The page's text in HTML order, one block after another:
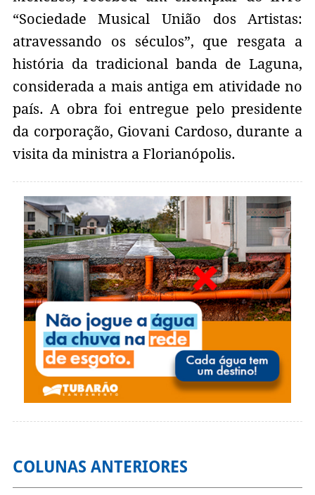
“Sociedade Musical União dos Artistas:
atravessando os séculos”, que resgata a
história da tradicional banda de Laguna,
considerada a mais antiga em atividade no
país. A obra foi entregue pelo presidente
da corporação, Giovani Cardoso, durante a
visita da ministra a Florianópolis.
COLUNAS ANTERIORES